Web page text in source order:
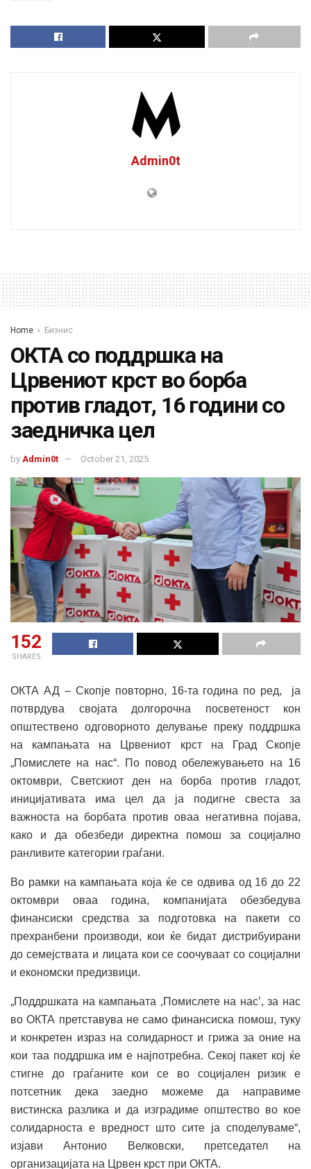
Admin0t
Home Бизнис
ОКТА со поддршка на
Црвениот крст во борба
против гладот, 16 години со
заедничка цел
by Admin0t October 21, 2025
152
SHARES
ОКТА АД – Скопје повторно, 16-та година по ред, ја
потврдува својата долгорочна посветеност кон
општествено одговорното делување преку поддршка
на кампањата на Црвениот крст на Град Скопје
„Помислете на нас“. По повод обележувањето на 16
октомври, Светскиот ден на борба против гладот,
иницијативата има цел да ја подигне свеста за
важноста на борбата против оваа негативна појава,
како и да обезбеди директна помош за социјално
ранливите категории граѓани.
Во рамки на кампањата која ќе се одвива од 16 до 22
октомври оваа година, компанијата обезбедува
финансиски средства за подготовка на пакети со
прехранбени производи, кои ќе бидат дистрибуирани
до семејствата и лицата кои се соочуваат со социјални
и економски предизвици.
„Поддршката на кампањата ‚Помислете на нас’, за нас
во ОКТА претставува не само финансиска помош, туку
и конкретен израз на солидарност и грижа за оние на
кои таа поддршка им е најпотребна. Секој пакет кој ќе
стигне до граѓаните кои се во социјален ризик е
потсетник дека заедно можеме да направиме
вистинска разлика и да изградиме општество во кое
солидарноста е вредност што сите ја споделуваме“,
изјави Антонио Велковски, претседател на
организацијата на Црвен крст при ОКТА.